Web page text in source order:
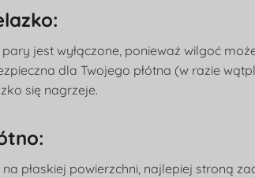
pary jest wyłączone, ponieważ wilgoć
dla Twojego płótna (w razie
się nagrzeje.
na płaskiej powierzchni, najlepiej stroną